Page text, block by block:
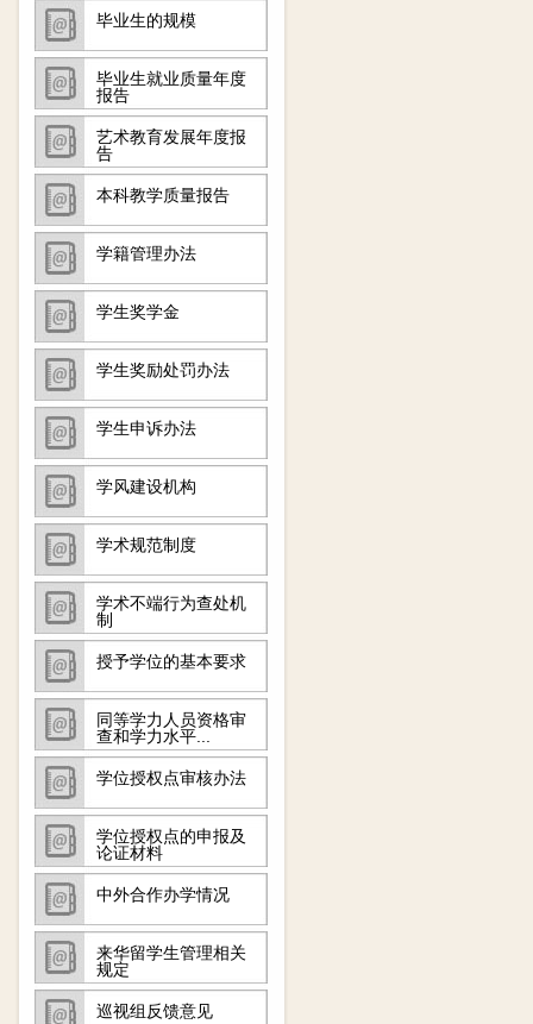
毕业生的规模
毕业生就业质量年度
报告
艺术教育发展年度报
告
本科教学质量报告
学籍管理办法
学生奖学金
学生奖励处罚办法
学生申诉办法
学风建设机构
学术规范制度
学术不端行为查处机
制
授予学位的基本要求
同等学力人员资格审
查和学力水平...
学位授权点审核办法
学位授权点的申报及
论证材料
中外合作办学情况
来华留学生管理相关
规定
巡视组反馈意见